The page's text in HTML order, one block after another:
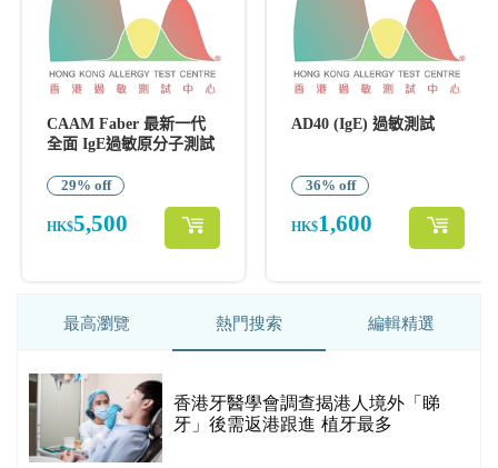
最高瀏覽 熱門搜索 編輯精選
香港牙醫學會調查揭港人境外「睇
牙」後需返港跟進 植牙最多